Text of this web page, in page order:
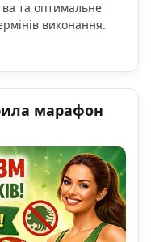
та оптимальне
виконання.
марафон